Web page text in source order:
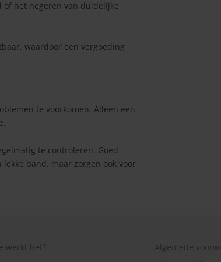
het negeren van duidelijke
waardoor een vergoeding
te voorkomen. Alleen een
te controleren. Goed
band, maar zorgen ook voor
werkt het?
Algemene